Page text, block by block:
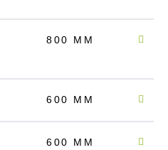
800 MM 200
600 MM 200
600 MM 200